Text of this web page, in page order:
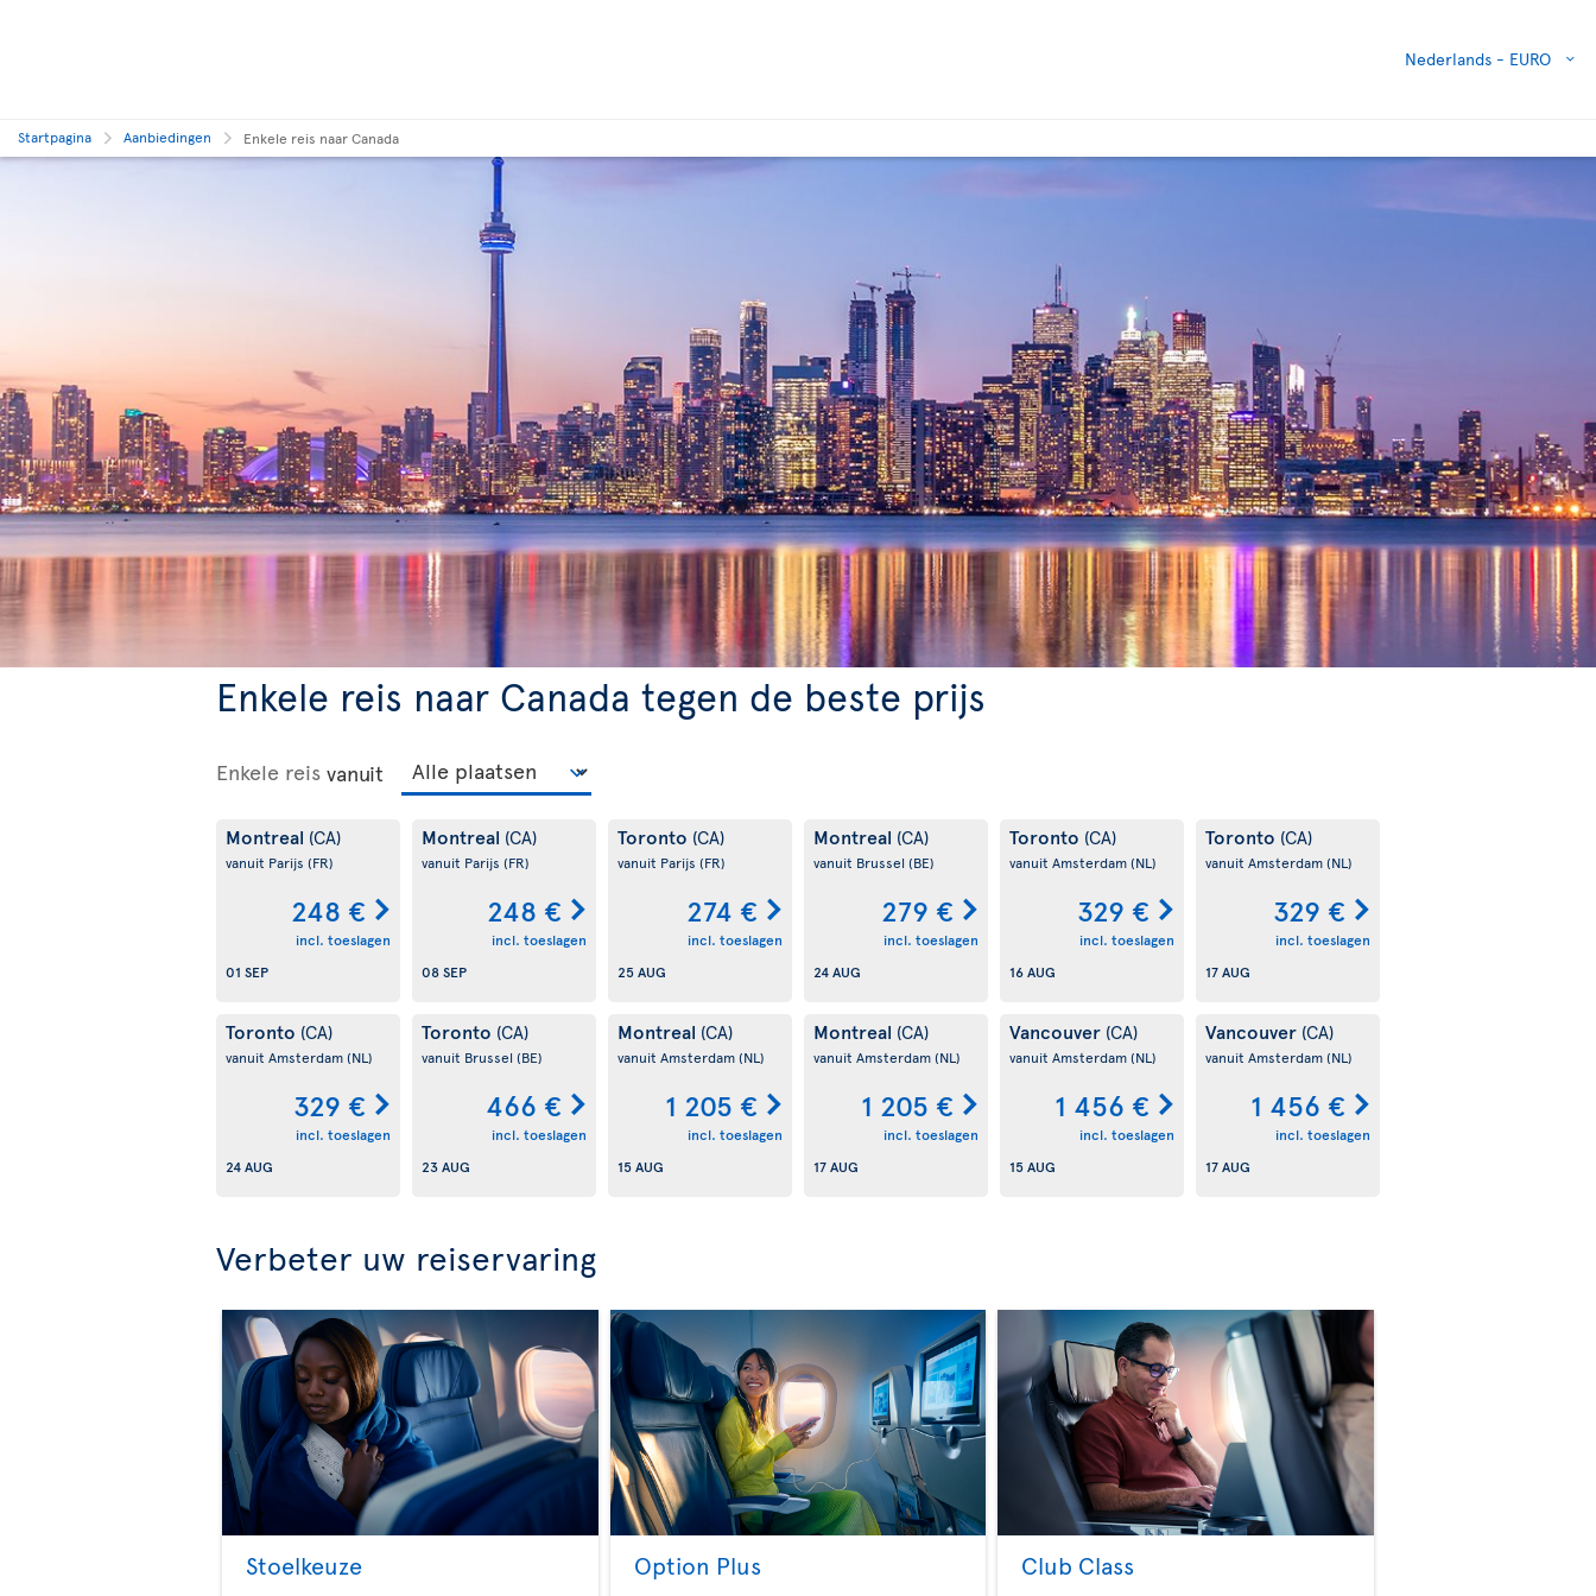
Nederlands - EURO
Startpagina Aanbiedingen Enkele reis naar Canada
Enkele reis naar Canada tegen de beste prijs
Enkele reis vanuit
Montreal (CA)
vanuit Parijs (FR)
248 €
incl. toeslagen
01 SEP
Montreal (CA)
vanuit Parijs (FR)
248 €
incl. toeslagen
08 SEP
Toronto (CA)
vanuit Parijs (FR)
274 €
incl. toeslagen
25 AUG
Montreal (CA)
vanuit Brussel (BE)
279 €
incl. toeslagen
24 AUG
Toronto (CA)
vanuit Amsterdam(NL)
329 €
incl. toeslagen
16 AUG
Toronto (CA)
vanuit Amsterdam(NL)
329 €
incl. toeslagen
17 AUG
Toronto (CA)
vanuit Amsterdam(NL)
329 €
incl. toeslagen
24 AUG
Toronto (CA)
vanuit Brussel (BE)
466 €
incl. toeslagen
23 AUG
Montreal (CA)
vanuit Amsterdam(NL)
1 205 €
incl. toeslagen
15 AUG
Montreal (CA)
vanuit Amsterdam(NL)
1 205 €
incl. toeslagen
17 AUG
Vancouver (CA)
vanuit Amsterdam(NL)
1 456 €
incl. toeslagen
15 AUG
Vancouver (CA)
vanuit Amsterdam(NL)
1 456 €
incl. toeslagen
17 AUG
Verbeter uw reiservaring
Stoelkeuze Option Plus Club Class